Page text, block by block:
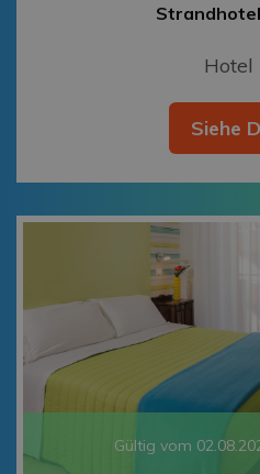
Hotel
Siehe
Gültig vom